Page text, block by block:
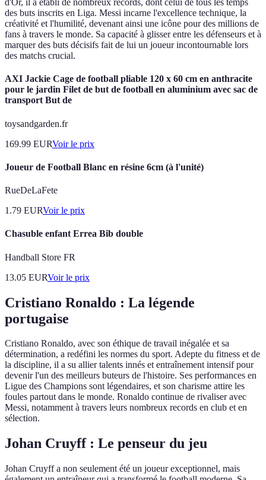
d'Or, il a établi de nombreux records, dont celui de tous les temps
des buts inscrits en Liga. Messi incarne l'excellence technique, la
créativité et l'humilité, devenant ainsi une icône pour des millions de
fans à travers le monde. Sa capacité à glisser entre les défenseurs et à
marquer des buts décisifs fait de lui un joueur incontournable lors
des matchs crucial.
AXI Jackie Cage de football pliable 120 x 60 cm en anthracite
pour le jardin Filet de but de football en aluminium avec sac de
transport But de
toysandgarden.fr
169.99 EURVoir le prix
Joueur de Football Blanc en résine 6cm (à l'unité)
RueDeLaFete
1.79 EURVoir le prix
Chasuble enfant Errea Bib double
Handball Store FR
13.05 EURVoir le prix
Cristiano Ronaldo : La légende
portugaise
Cristiano Ronaldo, avec son éthique de travail inégalée et sa
détermination, a redéfini les normes du sport. Adepte du fitness et de
la discipline, il a su allier talents innés et entraînement intensif pour
devenir l'un des meilleurs buteurs de l'histoire. Ses performances en
Ligue des Champions sont légendaires, et son charisme attire les
foules partout dans le monde. Ronaldo continue de rivaliser avec
Messi, notamment à travers leurs nombreux records en club et en
sélection.
Johan Cruyff : Le penseur du jeu
Johan Cruyff a non seulement été un joueur exceptionnel, mais